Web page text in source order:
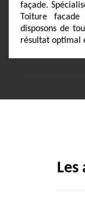
façade.
Toiture
disposons de
résultat optimal
Les